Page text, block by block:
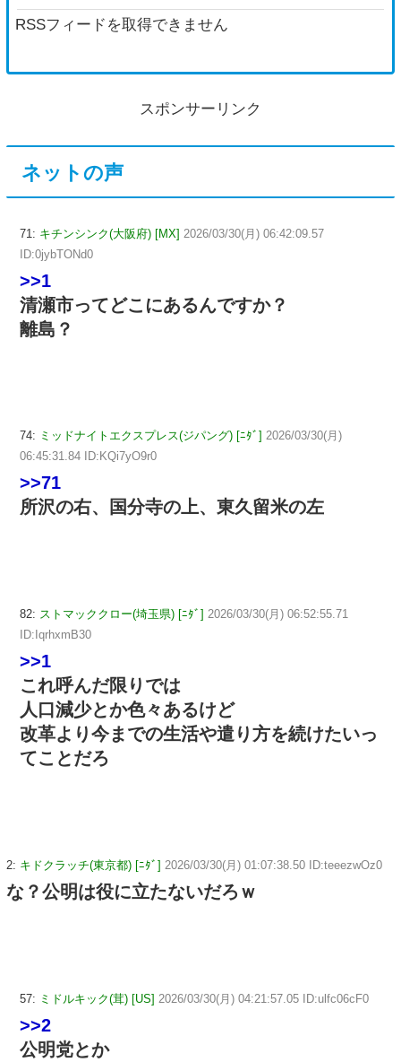
RSSフィードを取得できません
スポンサーリンク
ネットの声
71: キチンシンク(大阪府) [MX] 2026/03/30(月) 06:42:09.57
ID:0jybTONd0
>>1
清瀬市ってどこにあるんですか？
離島？
74: ミッドナイトエクスプレス(ジパング) [ﾆﾀﾞ] 2026/03/30(月)
06:45:31.84 ID:KQi7yO9r0
>>71
所沢の右、国分寺の上、東久留米の左
82: ストマッククロー(埼玉県) [ﾆﾀﾞ] 2026/03/30(月) 06:52:55.71
ID:IqrhxmB30
>>1
これ呼んだ限りでは
人口減少とか色々あるけど
改革より今までの生活や遣り方を続けたいっ
てことだろ
2: キドクラッチ(東京都) [ﾆﾀﾞ] 2026/03/30(月) 01:07:38.50 ID:teeezwOz0
な？公明は役に立たないだろｗ
57: ミドルキック(茸) [US] 2026/03/30(月) 04:21:57.05 ID:ulfc06cF0
>>2
公明党とか